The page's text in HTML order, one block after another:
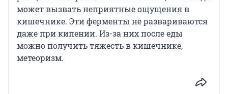
может вызвать неприятные ощущения в
кишечнике. Эти ферменты не развариваются
даже при кипении. Из-за них после еды
можно получить тяжесть в кишечнике,
метеоризм.